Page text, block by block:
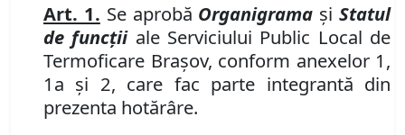
Art. 1. Se aprobă Organigrama şiStatul
de funcţiiale Serviciului Public Local de
Termoficare Braşov, conform anexelor 1,
1a şi 2, care fac parte integrantă din
prezenta hotărâre.